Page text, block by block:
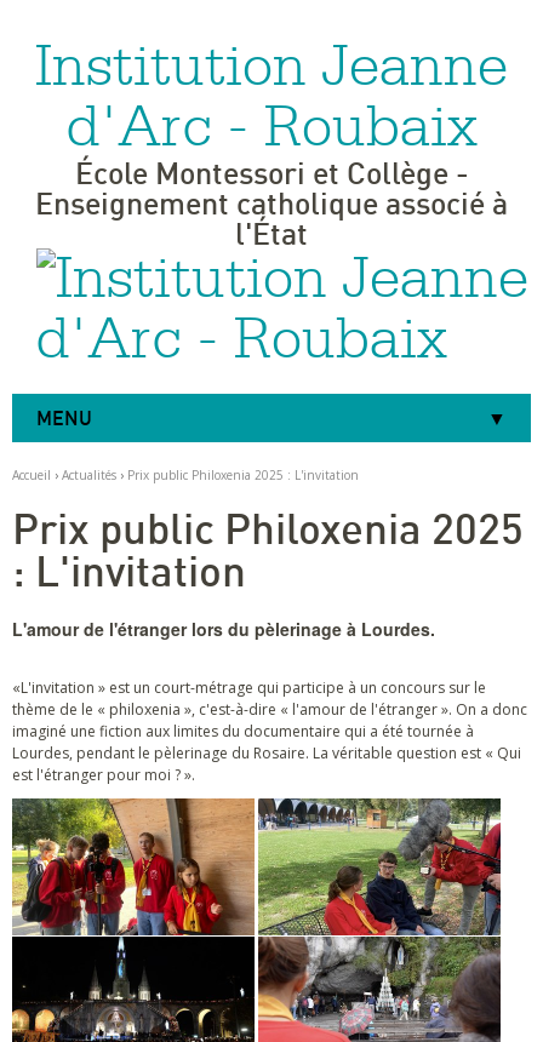
Outils
personnels
Institution Jeanne
d'Arc - Roubaix
École Montessori et Collège -
Enseignement catholique associé à
l'État
MENU
Accueil › Actualités › Prix public Philoxenia 2025 : L'invitation
Prix public Philoxenia 2025
: L'invitation
L'amour de l'étranger lors du pèlerinage à Lourdes.
«L'invitation » est un court-métrage qui participe à un concours sur le
thème de le « philoxenia », c'est-à-dire « l'amour de l'étranger ». On a donc
imaginé une fiction aux limites du documentaire qui a été tournée à
Lourdes, pendant le pèlerinage du Rosaire. La véritable question est « Qui
est l'étranger pour moi ? ».